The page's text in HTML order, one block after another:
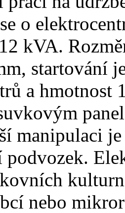
o
kVA.
startování
a hmotnost
manipulaci
podvozek.
nebo